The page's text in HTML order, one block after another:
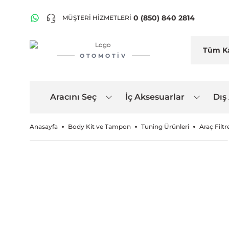
MÜŞTERİ HİZMETLERİ 0 (850) 840 2814
OTOMOTIV
Aracını Seç İç Aksesuarlar
Anasayfa Body Kit ve Tampon Tuning Ürünleri Araç